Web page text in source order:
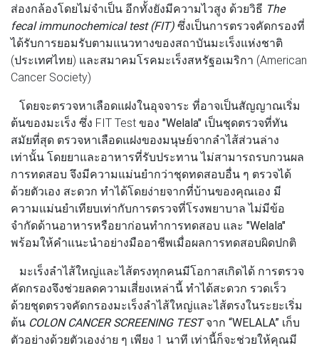
ส่องกล้องโดยไม่จำเป็น อีกทั้งยังมีความไวสูง ด้วยวิธี The
fecal immunochemical test (FIT) ซึ่งเป็นการตรวจคัดกรองที่
ได้รับการยอมรับตามแนวทางของสถาบันมะเร็งแห่งชาติ
(ประเทศไทย) และสมาคมโรคมะเร็งสหรัฐอเมริกา (American
Cancer Society)
โดยจะตรวจหาเลือดแฝงในอุจจาระ ที่อาจเป็นสัญญาณเริ่ม
ต้นของมะเร็ง ซึ่ง FIT Test ของ "Welala" เป็นชุดตรวจที่ทัน
สมัยที่สุด ตรวจหาเลือดแฝงของมนุษย์จากลำไส้ส่วนล่าง
เท่านั้น โดยยาและอาหารที่รับประทาน ไม่สามารถรบกวนผล
การทดสอบ จึงมีความแม่นยำกว่าชุดทดสอบอื่น ๆ ตรวจได้
ด้วยตัวเอง สะดวก ทำได้โดยง่ายจากที่บ้านของคุณเอง มี
ความแม่นยำเทียบเท่ากับการตรวจที่โรงพยาบาล ไม่มีข้อ
จำกัดด้านอาหารหรือยาก่อนทำการทดสอบ และ "Welala"
พร้อมให้คำแนะนำอย่างมืออาชีพเมื่อผลการทดสอบผิดปกติ
มะเร็งลำไส้ใหญ่และไส้ตรงทุกคนมีโอกาสเกิดได้ การตรวจ
คัดกรองจึงช่วยลดความเสี่ยงเหล่านี้ ทำได้สะดวก รวดเร็ว
ด้วยชุดตรวจคัดกรองมะเร็งลำไส้ใหญ่และไส้ตรงในระยะเริ่ม
ต้น COLON CANCER SCREENING TESTจาก “WELALA” เก็บ
ตัวอย่างด้วยตัวเองง่าย ๆ เพียง 1 นาที เท่านี้ก็จะช่วยให้คุณมี